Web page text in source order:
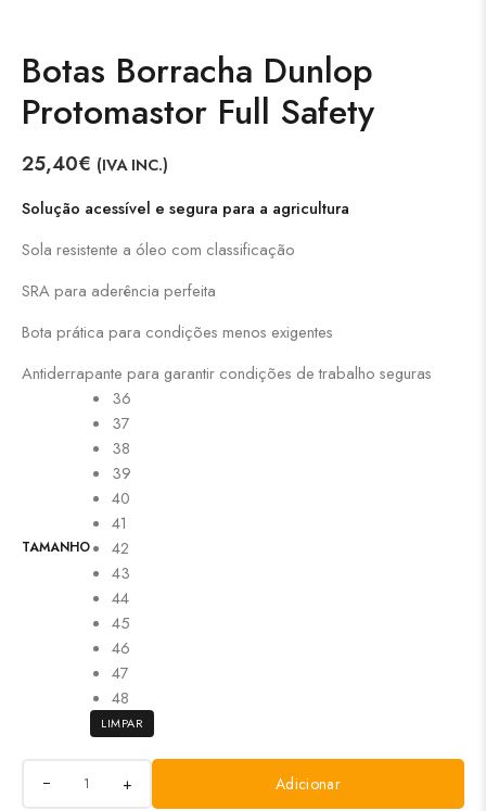
Botas Borracha Dunlop
Protomastor Full Safety
25,40€ (IVA INC.)
Solução acessível e segura para a agricultura
Sola resistente a óleo com classificação
SRA para aderência perfeita
Bota prática para condições menos exigentes
Antiderrapante para garantir condições de trabalho seguras
TAMANHO
36
37
38
39
40
41
42
43
44
45
46
47
48
LIMPAR
+ Adicionar